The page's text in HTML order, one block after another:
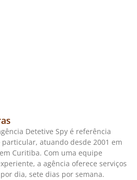
Detetive Spy é referência
atuando desde 2001 em
Curitiba. Com uma equipe
a agência oferece serviços
dia, sete dias por semana.